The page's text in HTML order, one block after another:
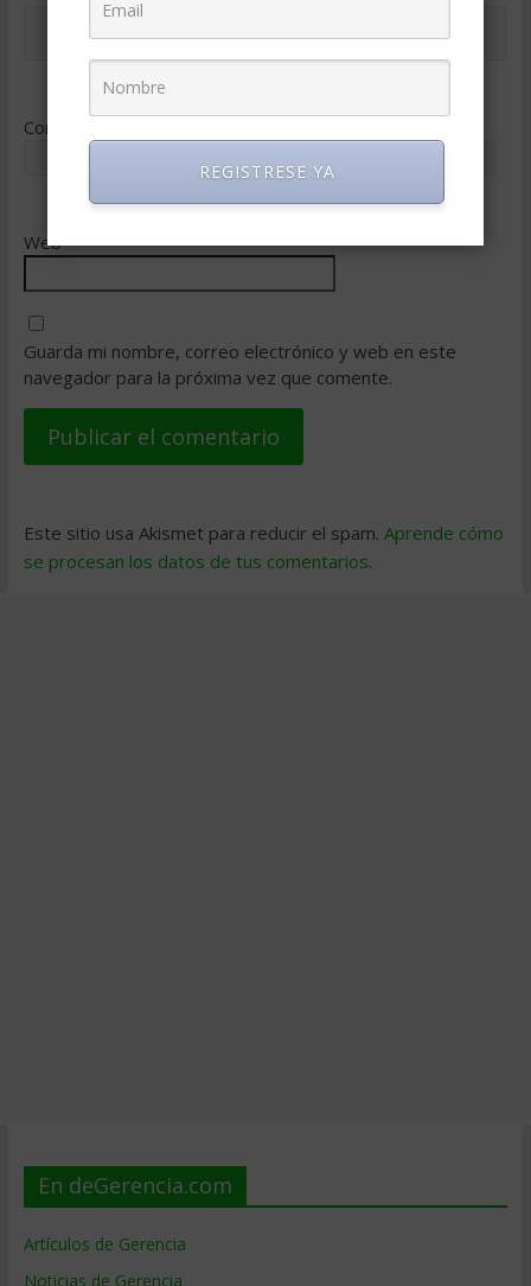
Correo electrónico
Web
Guarda mi nombre, correo electrónico y web en este
navegador para la próxima vez que comente.
Este sitio usa Akismet para reducir el spam. Aprende cómo
se procesan los datos de tus comentarios.
En deGerencia.com
Artículos de Gerencia
Noticias de Gerencia
REGISTRESE YA